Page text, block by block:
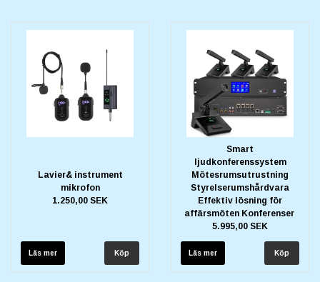
Lavier& instrument
mikrofon
1.250,00 SEK
Läs mer
Smart
ljudkonferenssystem
Mötesrumsutrustning
Styrelserumshårdvara
Effektiv lösning för
affärsmöten Konferenser
5.995,00 SEK
Läs mer